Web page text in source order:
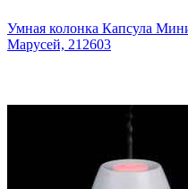
Умная колонка Капсула
Марусей, 212603